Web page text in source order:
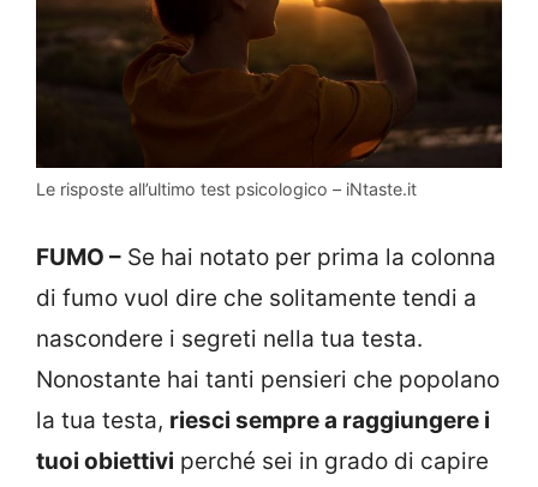
Le risposte all’ultimo test psicologico – iNtaste.it
FUMO – Se hai notato per prima la colonna
di fumo vuol dire che solitamente tendi a
nascondere i segreti nella tua testa.
Nonostante hai tanti pensieri che popolano
la tua testa, riesci sempre a raggiungere i
tuoi obiettivi perché sei in grado di capire